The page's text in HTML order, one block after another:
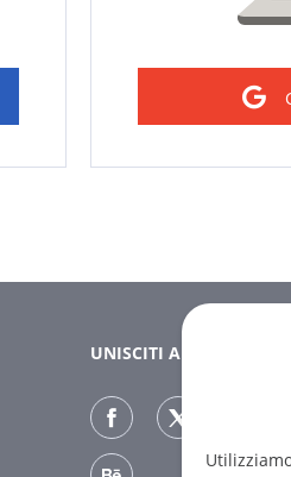
UNISCITI A NOI